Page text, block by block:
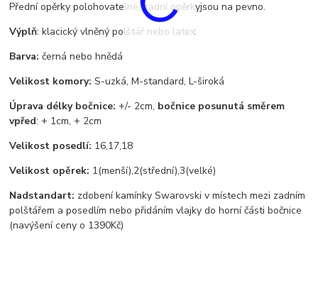
Přední opěrky polohovatelné, zadní opěrkyjsou na pevno.
Výplň: klacický vlněný polštář nebo latex
Barva: černá nebo hnědá
Velikost komory: S-uzká, M-standard, L-široká
Úprava délky bočnice: +/- 2cm, bočnice posunutá směrem
vpřed: + 1cm, + 2cm
Velikost posedlí: 16,17,18
Velikost opěrek: 1(menší),2(střední),3(velké)
Nadstandart: zdobení kamínky Swarovski v místech mezi zadním
polštářem a posedlím nebo přidáním vlajky do horní části bočnice
(navýšení ceny o 1390Kč)